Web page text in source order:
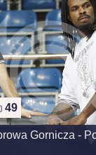
49
Gornicza -